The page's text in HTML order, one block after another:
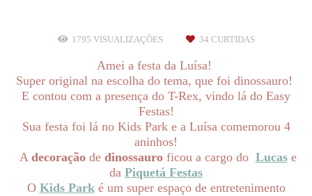
1795 VISUALIZAÇÕES 34 CURTIDAS
Amei a festa da Luísa!
Super original na escolha do tema, que foi dinossauro!
E contou com a presença do T-Rex, vindo lá do Easy
Festas!
Sua festa foi lá no Kids Park e a Luísa comemorou 4
aninhos!
A decoraçãode dinossauroficou a cargo do Lucase
da Piquetá Festas
O Kids Parké um super espaço de entretenimento